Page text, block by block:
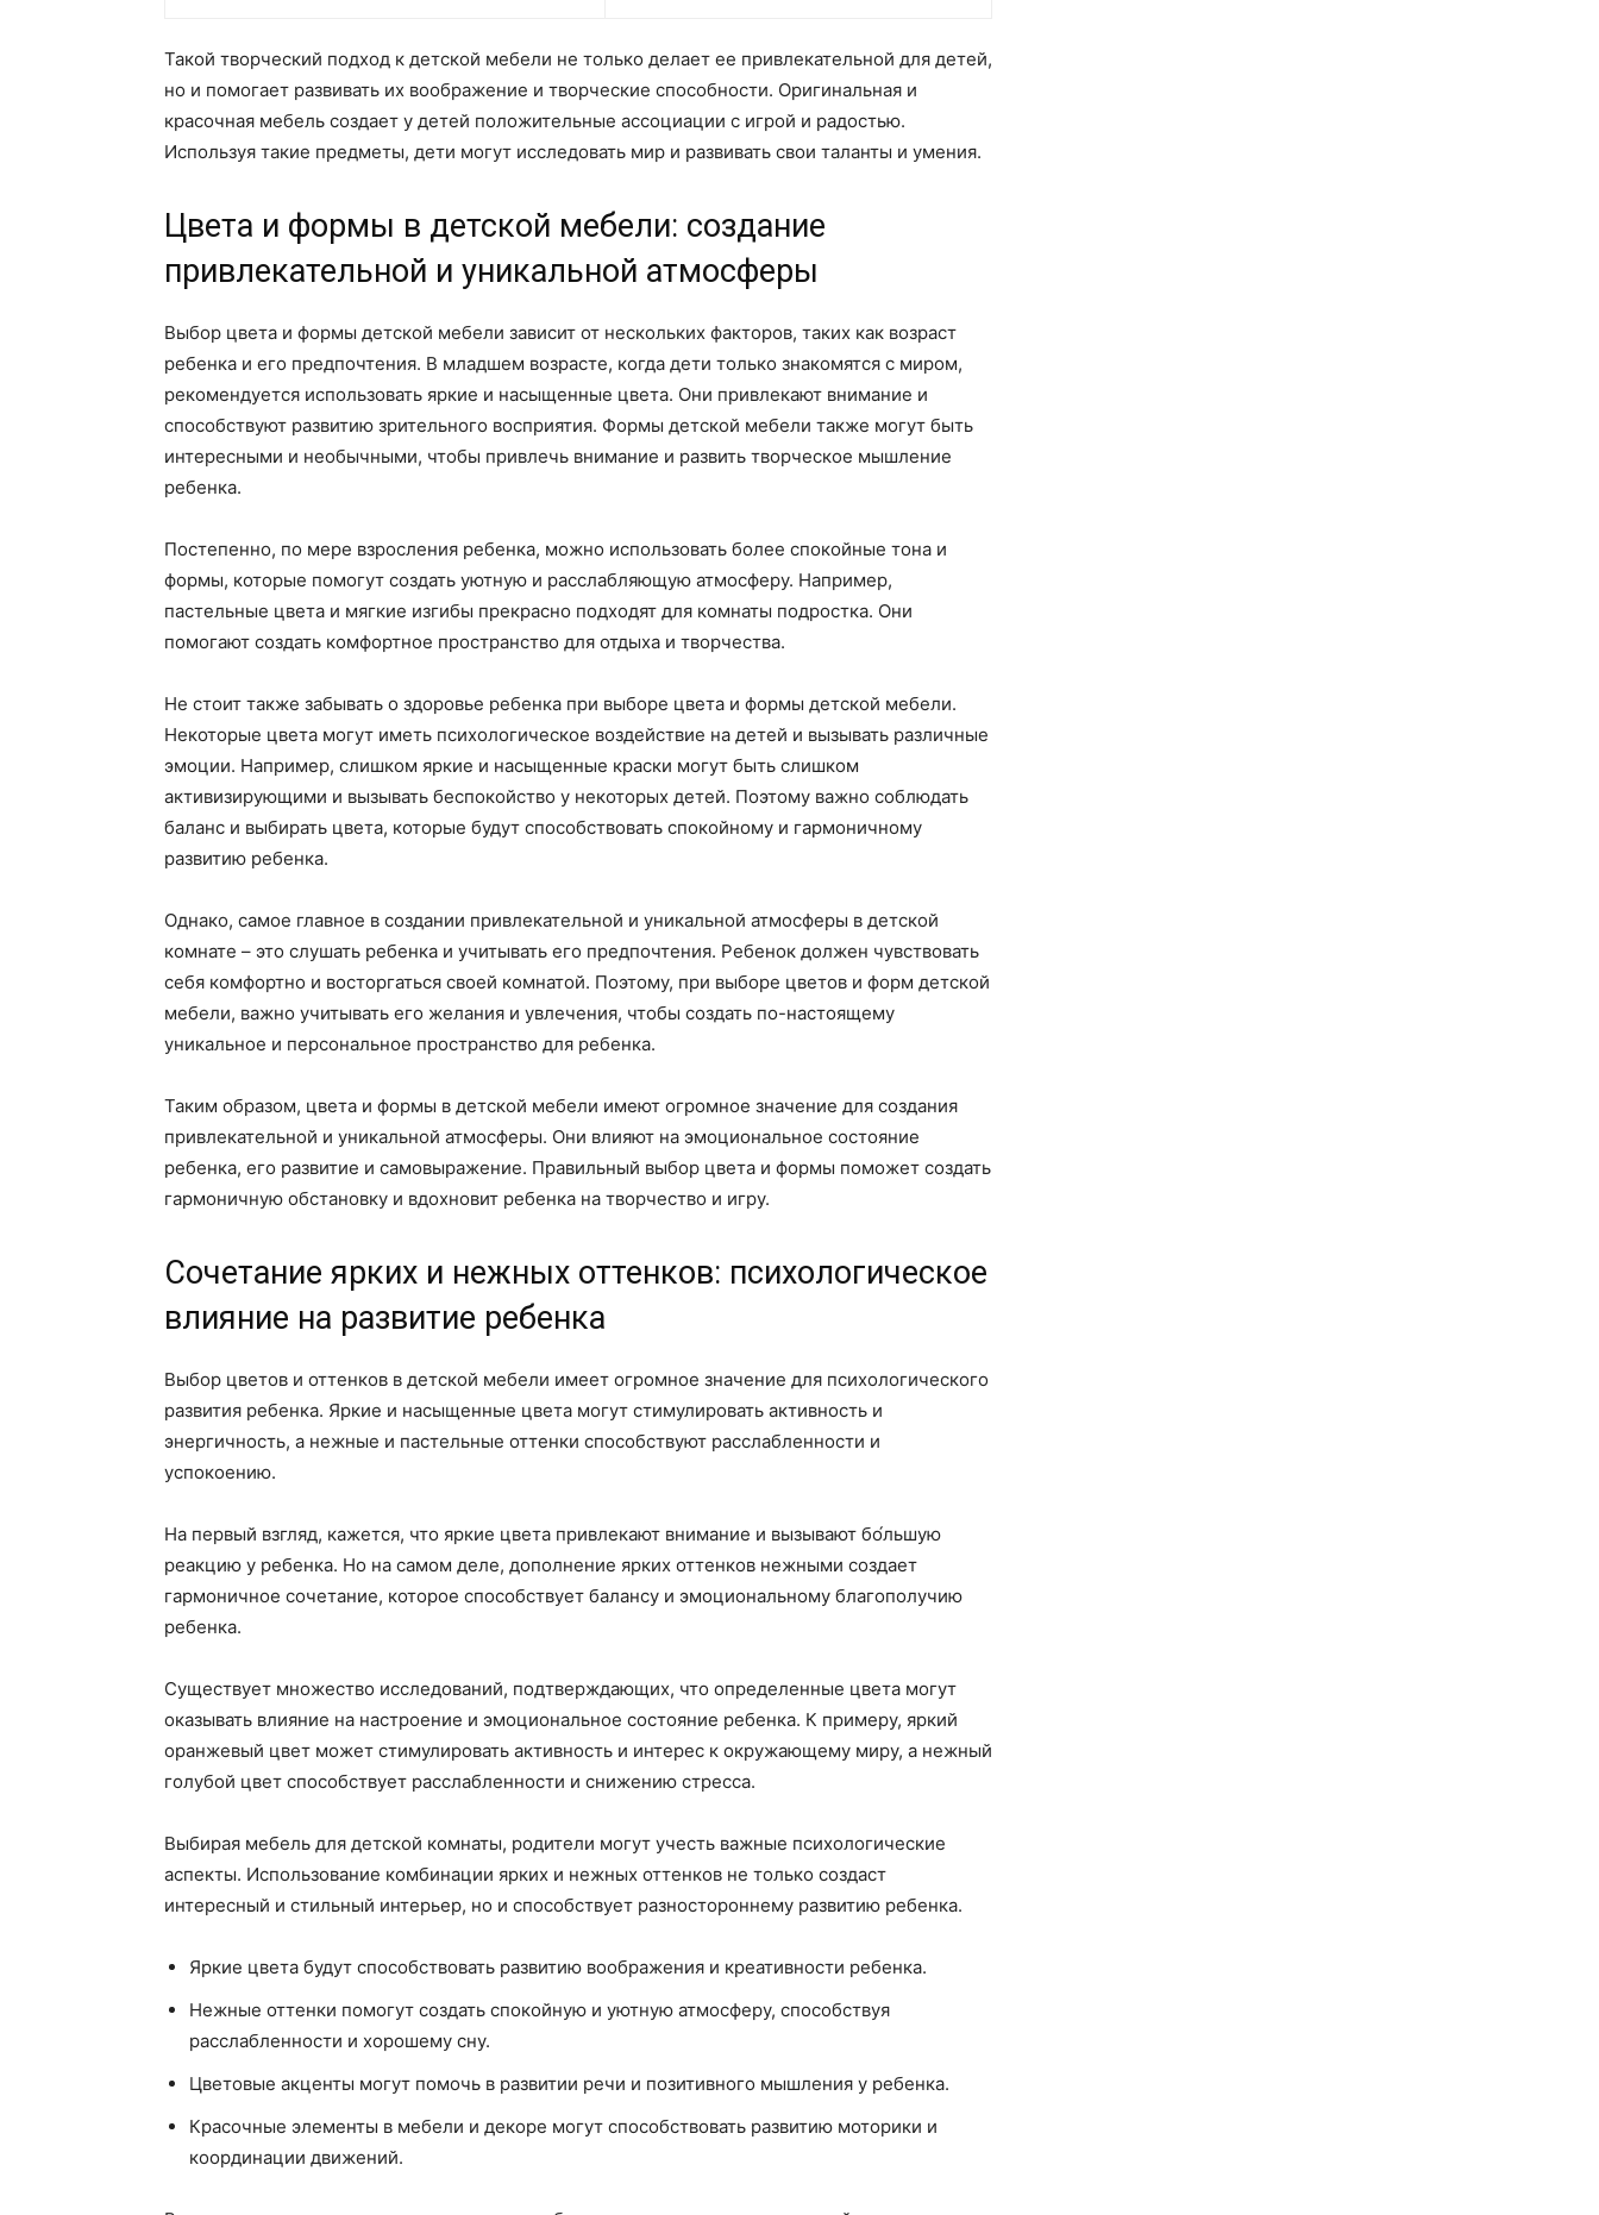
Такой творческий подход к детской мебели не только делает ее привлекательной для детей,
но и помогает развивать их воображение и творческие способности. Оригинальная и
красочная мебель создает у детей положительные ассоциации с игрой и радостью.
Используя такие предметы, дети могут исследовать мир и развивать свои таланты и умения.
Цвета и формы в детской мебели: создание
привлекательной и уникальной атмосферы
Выбор цвета и формы детской мебели зависит от нескольких факторов, таких как возраст
ребенка и его предпочтения. В младшем возрасте, когда дети только знакомятся с миром,
рекомендуется использовать яркие и насыщенные цвета. Они привлекают внимание и
способствуют развитию зрительного восприятия. Формы детской мебели также могут быть
интересными и необычными, чтобы привлечь внимание и развить творческое мышление
ребенка.
Постепенно, по мере взросления ребенка, можно использовать более спокойные тона и
формы, которые помогут создать уютную и расслабляющую атмосферу. Например,
пастельные цвета и мягкие изгибы прекрасно подходят для комнаты подростка. Они
помогают создать комфортное пространство для отдыха и творчества.
Не стоит также забывать о здоровье ребенка при выборе цвета и формы детской мебели.
Некоторые цвета могут иметь психологическое воздействие на детей и вызывать различные
эмоции. Например, слишком яркие и насыщенные краски могут быть слишком
активизирующими и вызывать беспокойство у некоторых детей. Поэтому важно соблюдать
баланс и выбирать цвета, которые будут способствовать спокойному и гармоничному
развитию ребенка.
Однако, самое главное в создании привлекательной и уникальной атмосферы в детской
комнате – это слушать ребенка и учитывать его предпочтения. Ребенок должен чувствовать
себя комфортно и восторгаться своей комнатой. Поэтому, при выборе цветов и форм детской
мебели, важно учитывать его желания и увлечения, чтобы создать по-настоящему
уникальное и персональное пространство для ребенка.
Таким образом, цвета и формы в детской мебели имеют огромное значение для создания
привлекательной и уникальной атмосферы. Они влияют на эмоциональное состояние
ребенка, его развитие и самовыражение. Правильный выбор цвета и формы поможет создать
гармоничную обстановку и вдохновит ребенка на творчество и игру.
Сочетание ярких и нежных оттенков: психологическое
влияние на развитие ребенка
Выбор цветов и оттенков в детской мебели имеет огромное значение для психологического
развития ребенка. Яркие и насыщенные цвета могут стимулировать активность и
энергичность, а нежные и пастельные оттенки способствуют расслабленности и
успокоению.
На первый взгляд, кажется, что яркие цвета привлекают внимание и вызывают бо́льшую
реакцию у ребенка. Но на самом деле, дополнение ярких оттенков нежными создает
гармоничное сочетание, которое способствует балансу и эмоциональному благополучию
ребенка.
Существует множество исследований, подтверждающих, что определенные цвета могут
оказывать влияние на настроение и эмоциональное состояние ребенка. К примеру, яркий
оранжевый цвет может стимулировать активность и интерес к окружающему миру, а нежный
голубой цвет способствует расслабленности и снижению стресса.
Выбирая мебель для детской комнаты, родители могут учесть важные психологические
аспекты. Использование комбинации ярких и нежных оттенков не только создаст
интересный и стильный интерьер, но и способствует разностороннему развитию ребенка.
Яркие цвета будут способствовать развитию воображения и креативности ребенка.
Нежные оттенки помогут создать спокойную и уютную атмосферу, способствуя
расслабленности и хорошему сну.
Цветовые акценты могут помочь в развитии речи и позитивного мышления у ребенка.
Красочные элементы в мебели и декоре могут способствовать развитию моторики и
координации движений.